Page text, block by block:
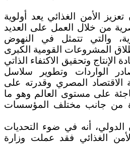
الأمن الغذائي يعد أولوية
من خلال العمل على العديد
والتي تتمثل في النهوض
المشروعات القومية الكبرى
الإنتاج وتحقيق الاكتفاء الذاتي
الواردات وتطوير سلاسل
الاقتصاد المصري وقدرته على
على مستوى العالم وهو ما
من جانب مختلف المؤسسات
أنه في ضوء التحديات
الغذائي فقد عملت وزارة